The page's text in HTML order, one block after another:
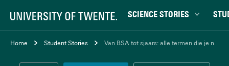
SCIENCE STORIES
Chiptechnologie
Home Student Stories Van BSA tot sjaars: alle termen die je